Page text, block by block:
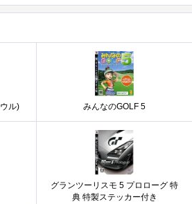
ル) みんなのGOLF 5
グランツーリスモ 5 プロローグ 特
典 特製ステッカー付き